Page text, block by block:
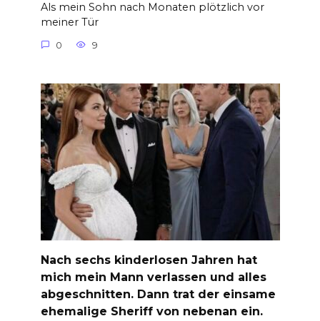
Als mein Sohn nach Monaten plötzlich vor
meiner Tür
0 9
Nach sechs kinderlosen Jahren hat
mich mein Mann verlassen und alles
abgeschnitten. Dann trat der einsame
ehemalige Sheriff von nebenan ein.